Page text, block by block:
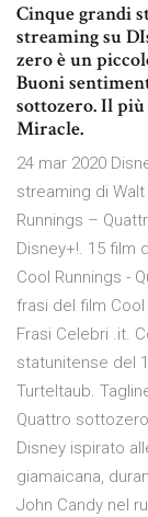
Cinque grandi
streaming su
zero è un
Buoni
sottozero. Il più
Miracle.
24 mar 2020
streaming di
Runnings –
Disney+!. 15 film
Cool Runnings -
frasi del film
Frasi Celebri .it.
statunitense del
Turteltaub.
Quattro
Disney ispirato
giamaicana,
John Candy nel